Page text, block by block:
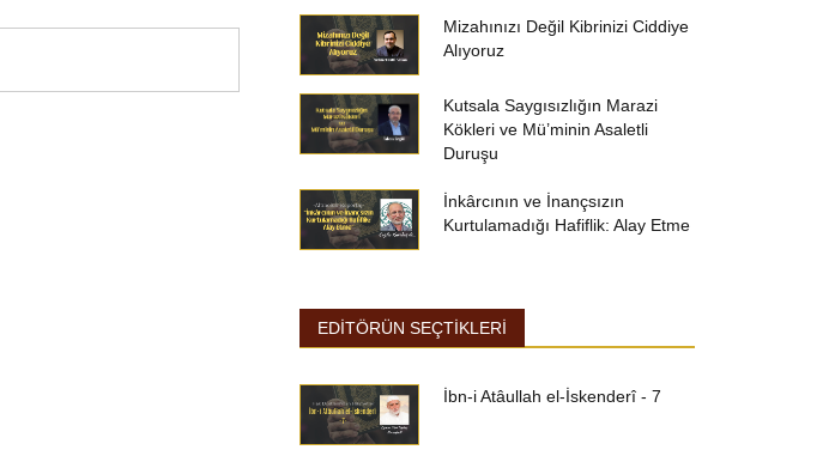
Mizahınızı Değil Kibrinizi Ciddiye
Alıyoruz
Kutsala Saygısızlığın Marazi
Kökleri ve Mü’minin Asaletli
Duruşu
İnkârcının ve İnançsızın
Kurtulamadığı Hafiflik: Alay Etme
EDİTÖRÜN SEÇTİKLERİ
İbn-i Atâullah el-İskenderî - 7